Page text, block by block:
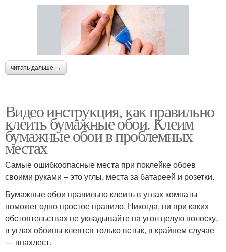
читать дальше →
Видео инструкция, как правильно
клеить бумажные обои. Клеим
бумажные обои в проблемных
местах
Самые ошибкоопасные места при поклейке обоев
своими руками – это углы, места за батареей и розетки.
Бумажные обои правильно клеить в углах комнаты
поможет одно простое правило. Никогда, ни при каких
обстоятельствах не укладывайте на угол целую полоску,
в углах обоины клеятся только встык, в крайнем случае
— внахлест.